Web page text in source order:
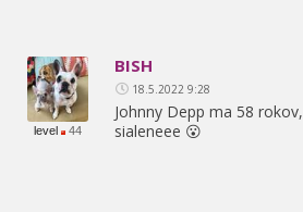
level 44
BISH
18.5.2022 9:28
Johnny Depp ma 58 rokov,
sialeneee 😮